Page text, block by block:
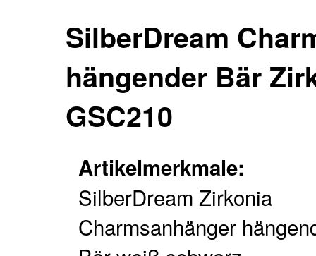
SilberDream
hängender Bär
GSC210
Artikelmerkmale:
SilberDream Zirkonia
Charmsanhänger